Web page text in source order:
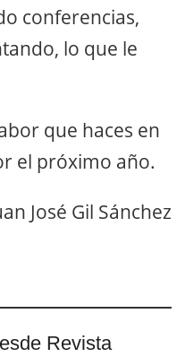
conferencias,
lo que le
que haces en
el próximo año.
José Gil Sánchez
Revista